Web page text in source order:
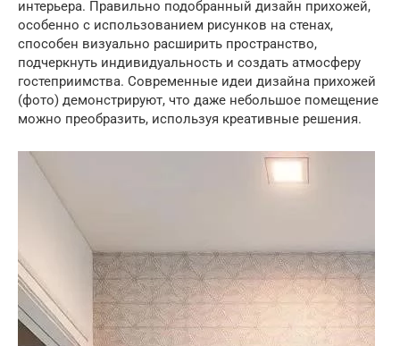
интерьера. Правильно подобранный дизайн прихожей,
особенно с использованием рисунков на стенах,
способен визуально расширить пространство,
подчеркнуть индивидуальность и создать атмосферу
гостеприимства. Современные идеи дизайна прихожей
(фото) демонстрируют, что даже небольшое помещение
можно преобразить, используя креативные решения.